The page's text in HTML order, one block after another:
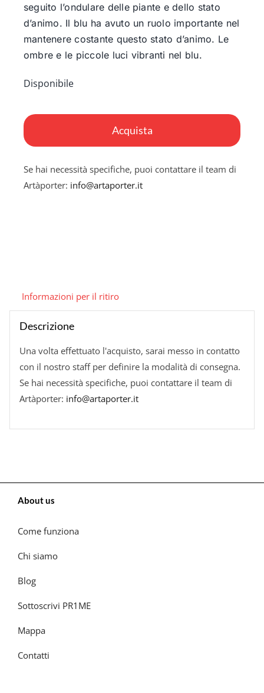
seguito l’ondulare delle piante e dello stato
d’animo. Il blu ha avuto un ruolo importante nel
mantenere costante questo stato d’animo. Le
ombre e le piccole luci vibranti nel blu.
Disponibile
Acquista
Se hai necessità specifiche, puoi contattare il team di
Artàporter: info@artaporter.it
Informazioni per il ritiro
Descrizione
Una volta effettuato l'acquisto, sarai messo in contatto
con il nostro staff per definire la modalità di consegna.
Se hai necessità specifiche, puoi contattare il team di
Artàporter: info@artaporter.it
About us
Come funziona
Chi siamo
Blog
Sottoscrivi PR1ME
Mappa
Contatti